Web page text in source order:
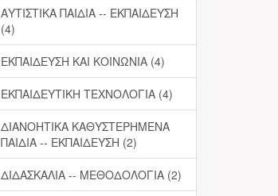
ΑΥΤΙΣΤΙΚΑ ΠΑΙΔΙΑ -- ΕΚΠΑΙΔΕΥΣΗ
(4)
ΕΚΠΑΙΔΕΥΣΗ ΚΑΙ ΚΟΙΝΩΝΙΑ (4)
ΕΚΠΑΙΔΕΥΤΙΚΗ ΤΕΧΝΟΛΟΓΙΑ (4)
ΔΙΑΝΟΗΤΙΚΑ ΚΑΘΥΣΤΕΡΗΜΕΝΑ
ΠΑΙΔΙΑ -- ΕΚΠΑΙΔΕΥΣΗ (2)
ΔΙΔΑΣΚΑΛΙΑ -- ΜΕΘΟΔΟΛΟΓΙΑ (2)